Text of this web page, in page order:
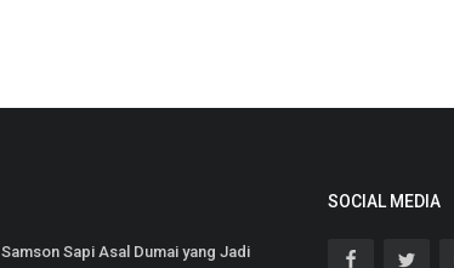
Samson Sapi Asal Dumai yang Jadi
SOCIAL MEDIA